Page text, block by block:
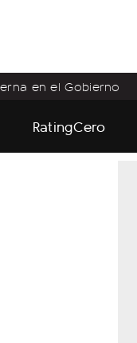
en el Gobierno
RatingCero